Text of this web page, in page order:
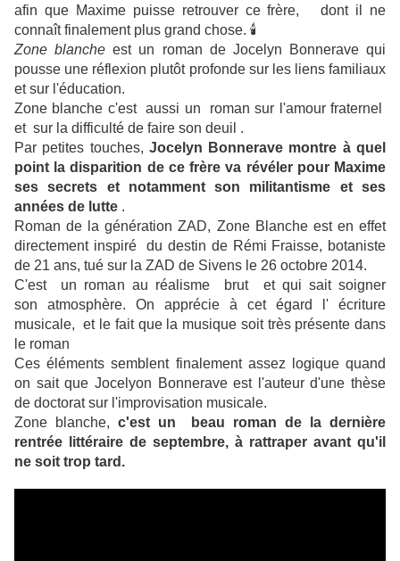
afin que Maxime puisse retrouver ce frère, dont il ne
connaît finalement plus grand chose. 🕯
Zone blanche est un roman de Jocelyn Bonnerave qui
pousse une réflexion plutôt profonde sur les liens familiaux
et sur l'éducation.
Zone blanche c'est aussi un roman sur l'amour fraternel
et sur la difficulté de faire son deuil .
Par petites touches, Jocelyn Bonnerave montre à quel
point la disparition de ce frère va révéler pour Maxime
ses secrets et notamment son militantisme et ses
années de lutte .
Roman de la génération ZAD, Zone Blanche est en effet
directement inspiré du destin de Rémi Fraisse, botaniste
de 21 ans, tué sur la ZAD de Sivens le 26 octobre 2014.
C'est un roman au réalisme brut et qui sait soigner
son atmosphère. On apprécie à cet égard l' écriture
musicale, et le fait que la musique soit très présente dans
le roman
Ces éléments semblent finalement assez logique quand
on sait que Jocelyon Bonnerave est l'auteur d'une thèse
de doctorat sur l'improvisation musicale.
Zone blanche, c'est un beau roman de la dernière
rentrée littéraire de septembre, à rattraper avant qu'il
ne soit trop tard.